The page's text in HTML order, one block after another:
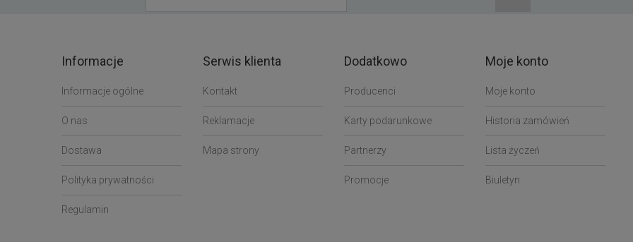
Informacje
Informacje ogólne
O nas
Dostawa
Polityka prywatności
Regulamin
Serwis klienta
Kontakt
Reklamacje
Mapa strony
Dodatkowo
Producenci
Karty podarunkowe
Partnerzy
Promocje
Moje konto
Moje konto
Historia zamówień
Lista życzeń
Biuletyn